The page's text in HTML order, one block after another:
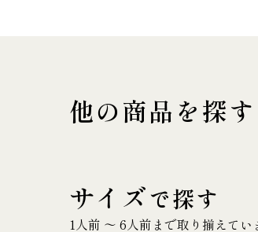
他の商品を探す
サイズで探す
1人前 〜 6人前まで取り揃えてい